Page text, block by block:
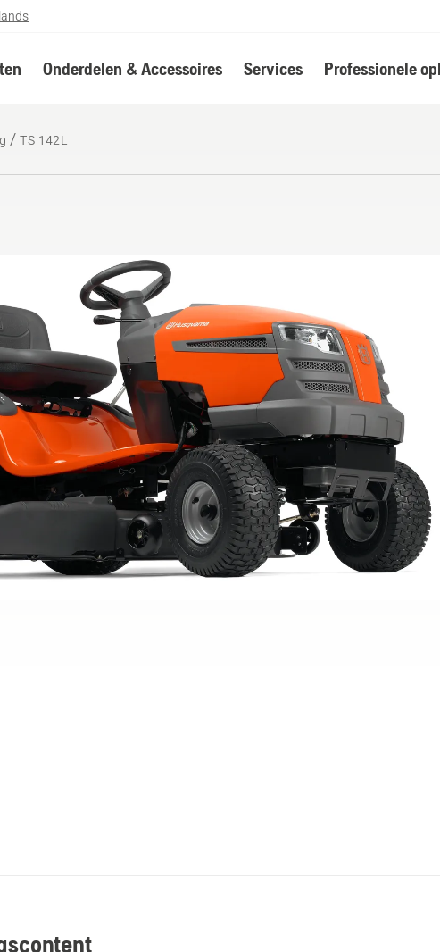
Onderdelen & Accessoires Services Professionele
TS 142L